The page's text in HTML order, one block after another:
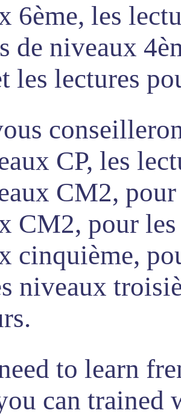
6ème, les
de niveaux
les lectures
CP, les
CM2,
CM2, pour
cinquième,
niveaux
to learn
can trained